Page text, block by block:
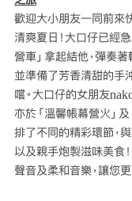
歡迎大小朋友一同前來
清爽夏日！大口仔已經
營車」拿起結他，彈奏
並準備了芳香清甜的手
嚐。大口仔的女朋友
亦於「溫馨帳幕營火」
排了不同的精彩環節，
以及親手炮製滋味美食
聲音及柔和音樂，讓您